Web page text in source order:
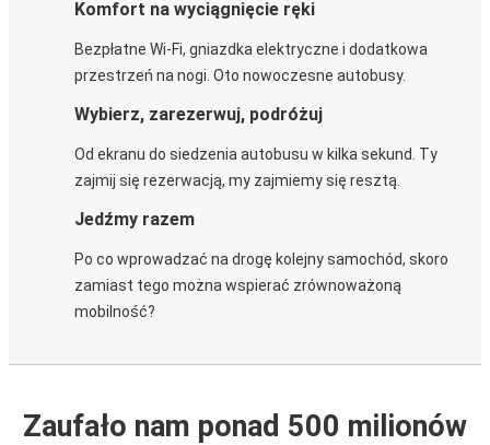
Komfort na wyciągnięcie ręki
Bezpłatne Wi-Fi, gniazdka elektryczne i dodatkowa
przestrzeń na nogi. Oto nowoczesne autobusy.
Wybierz, zarezerwuj, podróżuj
Od ekranu do siedzenia autobusu w kilka sekund. Ty
zajmij się rezerwacją, my zajmiemy się resztą.
Jedźmy razem
Po co wprowadzać na drogę kolejny samochód, skoro
zamiast tego można wspierać zrównoważoną
mobilność?
Zaufało nam ponad 500 milionów